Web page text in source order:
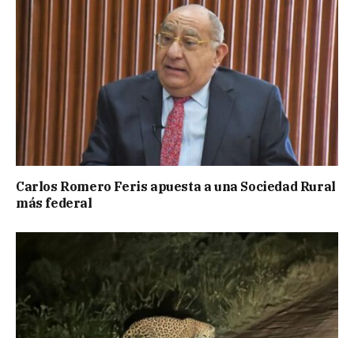
Carlos Romero Feris apuesta a una Sociedad Rural
más federal